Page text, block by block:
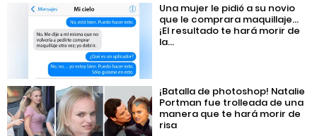
Una mujer le pidió a su novio
que le comprara maquillaje…
¡El resultado te hará morir de
la...
¡Batalla de photoshop! Natalie
Portman fue trolleada de una
manera que te hará morir de
risa